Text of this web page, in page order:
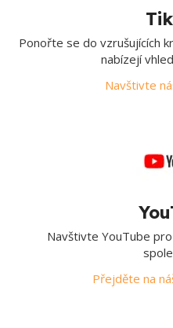
Ponořte se do vzrušujících
nabízejí
Navštivte
Navštivte YouTube
Přejděte na